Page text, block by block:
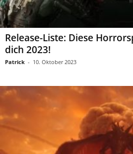
Release-Liste: Diese
dich 2023!
Patrick - 10. Oktober 2023